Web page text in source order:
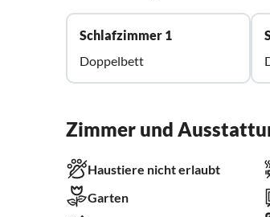
Schlafzimmer 1
Doppelbett
Zimmer und
Haustiere nicht erlaubt
Garten